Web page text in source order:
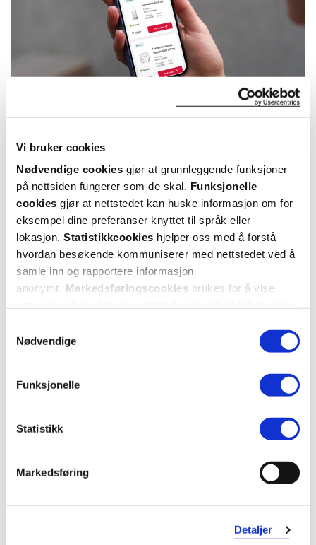
Vi bruker cookies
Nødvendige cookies gjør at grunnleggende funksjoner
på nettsiden fungerer som de skal. Funksjonelle
cookies gjør at nettstedet kan huske informasjon om for
eksempel dine preferanser knyttet til språk eller
lokasjon. Statistikkcookies hjelper oss med å forstå
hvordan besøkende kommuniserer med nettstedet ved å
samle inn og rapportere informasjon
anonymt. Markedsføringscookies brukes for å vise
Nødvendige
Funksjonelle
Statistikk
Markedsføring
Detaljer
KUNDEANMELDELSER
1 anmeldelse
5 stjerner
1 stjerne 0